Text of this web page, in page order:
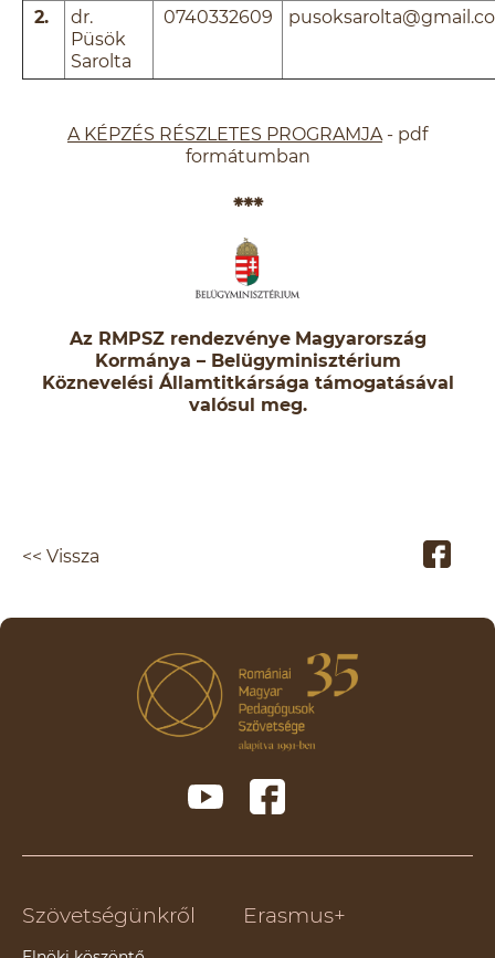
2.
dr.
Püsök
Sarolta
0740332609
A KÉPZÉS RÉSZLETES PROGRAMJA- pdf
formátumban
⁕⁕⁕
Az RMPSZ rendezvénye Magyarország
Kormánya – Belügyminisztérium
Köznevelési Államtitkársága támogatásával
valósul meg.
<< Vissza
Szövetségünkről Erasmus+